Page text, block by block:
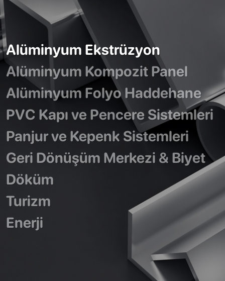
Alüminyum Ekstrüzyon
Alüminyum Kompozit Panel
Alüminyum Folyo Haddehane
PVC Kapı ve Pencere Sistemleri
Panjur ve Kepenk Sistemleri
Geri Dönüşüm Merkezi & Biyet
Döküm
Turizm
Enerji